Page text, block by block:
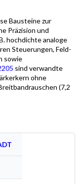
Bausteine zur
Präzision und
hochdichte analoge
Steuerungen, Feld-
sowie
sind verwandte
ohne
(7,2